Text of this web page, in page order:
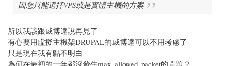
因您只能選擇VPS或是實體主機的方案
所以我該跟威博達說再見了
有心要用虛擬主機架DRUPAL的威博達可以不用考慮了
只是現在我有點不明白
為何在最初的一年都沒發生max_allowed_packet的問題？